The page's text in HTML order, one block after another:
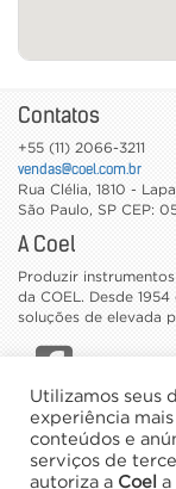
Contatos
+55 (11) 2066-3211
vendas@coel.com.br
Rua Clélia, 1810 - Lapa
São Paulo, SP CEP:
A Coel
Produzir
da COEL. Desde
soluções de elevada
CATÁLOGOS
TRABALHE
NEWSLETTER
Utilizamos seus
experiência
conteúdos e
serviços de
autoriza a Coel a